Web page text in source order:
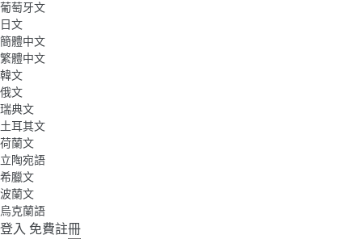
葡萄牙文
日文
簡體中文
繁體中文
韓文
俄文
瑞典文
土耳其文
荷蘭文
立陶宛語
希臘文
波蘭文
烏克蘭語
登入 免費註冊